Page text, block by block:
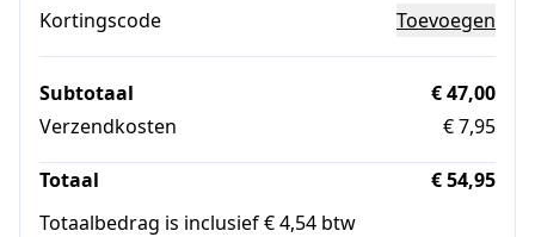
Kortingscode Toevoegen
Subtotaal
€ 47,00
Verzendkosten
€ 7,95
Totaal
€ 54,95
Totaalbedrag is inclusief € 4,54 btw